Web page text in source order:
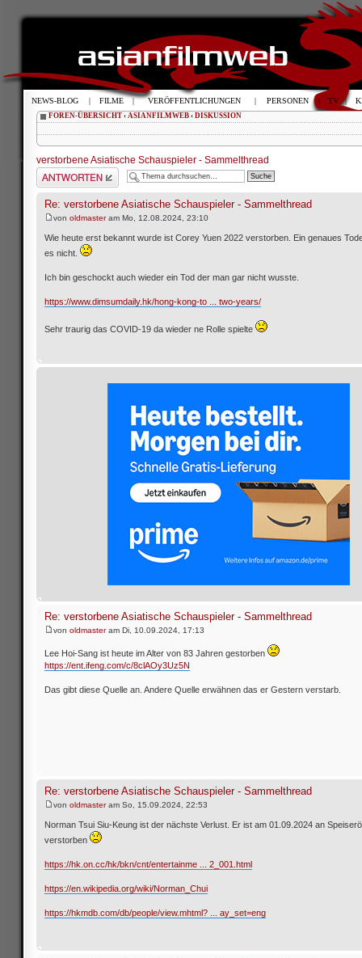
FOREN-ÜBERSICHT ‹ ASIANFILMWEB ‹ DISKUSSION
verstorbene Asiatische Schauspieler - Sammelthread
Antwort schreiben
Re: verstorbene Asiatische Schauspieler - Sammelthread
von oldmasteram Mo, 12.08.2024, 23:10
Wie heute erst bekannt wurde ist Corey Yuen 2022 verstorben. Ein genaues
es nicht.
Ich bin geschockt auch wieder ein Tod der man gar nicht wusste.
https://www.dimsumdaily.hk/hong-kong-to ... two-years/
Sehr traurig das COVID-19 da wieder ne Rolle spielte
Re: verstorbene Asiatische Schauspieler - Sammelthread
von oldmasteram Di, 10.09.2024, 17:13
Lee Hoi-Sang ist heute im Alter von 83 Jahren gestorben
https://ent.ifeng.com/c/8clAOy3Uz5N
Das gibt diese Quelle an. Andere Quelle erwähnen das er Gestern verstarb.
Re: verstorbene Asiatische Schauspieler - Sammelthread
von oldmasteram So, 15.09.2024, 22:53
Norman Tsui Siu-Keung ist der nächste Verlust. Er ist am 01.09.2024 an
verstorben
https://hk.on.cc/hk/bkn/cnt/entertainme ... 2_001.html
https://en.wikipedia.org/wiki/Norman_Chui
https://hkmdb.com/db/people/view.mhtml? ... ay_set=eng
NEWS-BLOG | FILME | VERÖFFENTLICHUNGEN | PERSONEN | TV |